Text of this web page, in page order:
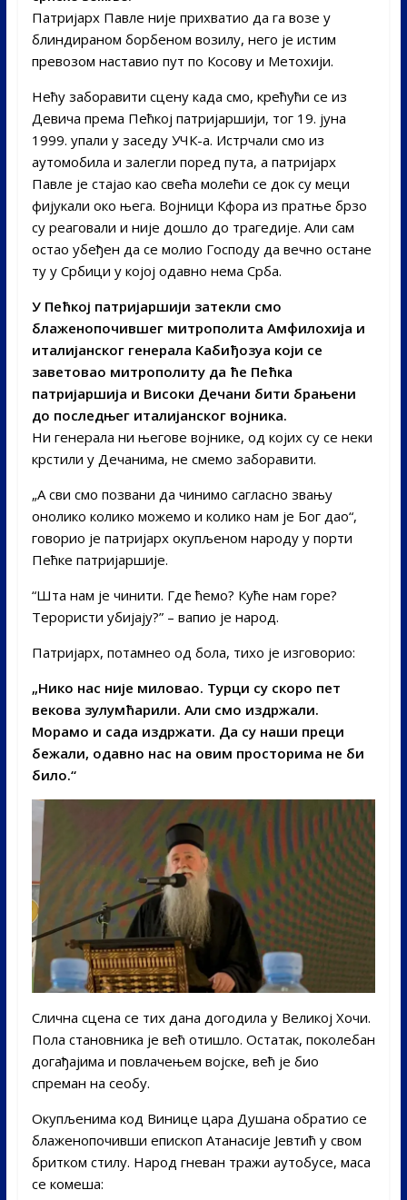
Патријарх Павле није прихватио да га возе у
блиндираном борбеном возилу, него је истим
превозом наставио пут по Косову и Метохији.
Нећу заборавити сцену када смо, крећући се из
Девича према Пећкој патријаршији, тог 19. јуна
1999. упали у заседу УЧК-а. Истрчали смо из
аутомобила и залегли поред пута, а патријарх
Павле је стајао као свећа молећи се док су меци
фијукали око њега. Војници Кфора из пратње брзо
су реаговали и није дошло до трагедије. Али сам
остао убеђен да се молио Господу да вечно остане
ту у Србици у којој одавно нема Срба.
У Пећкој патријаршији затекли смо
блаженопочившег митрополита Амфилохија и
италијанског генерала Кабиђозуа који се
заветовао митрополиту да ће Пећка
патријаршија и Високи Дечани бити брањени
до последњег италијанског војника.
Ни генерала ни његове војнике, од којих су се неки
крстили у Дечанима, не смемо заборавити.
„А сви смо позвани да чинимо сагласно звању
онолико колико можемо и колико нам је Бог дао“,
говорио је патријарх окупљеном народу у порти
Пећке патријаршије.
“Шта нам је чинити. Где ћемо? Куће нам горе?
Терористи убијају?” – вапио је народ.
Патријарх, потамнео од бола, тихо је изговорио:
„Нико нас није миловао. Турци су скоро пет
векова зулумћарили. Али смо издржали.
Морамо и сада издржати. Да су наши преци
бежали, одавно нас на овим просторима не би
било.“
Слична сцена се тих дана догодила у Великој Хочи.
Пола становника је већ отишло. Остатак, поколебан
догађајима и повлачењем војске, већ је био
спреман на сеобу.
Окупљенима код Винице цара Душана обратио се
блаженопочивши епископ Атанасије Јевтић у свом
бритком стилу. Народ гневан тражи аутобусе, маса
се комеша: